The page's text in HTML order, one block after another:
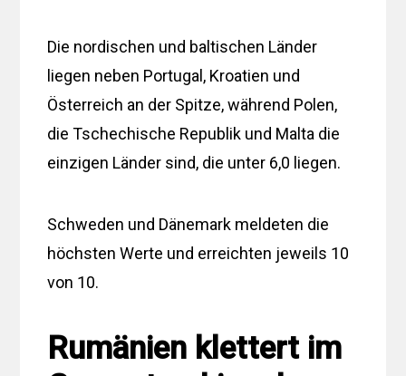
Die nordischen und baltischen Länder
liegen neben Portugal, Kroatien und
Österreich an der Spitze, während Polen,
die Tschechische Republik und Malta die
einzigen Länder sind, die unter 6,0 liegen.
Schweden und Dänemark meldeten die
höchsten Werte und erreichten jeweils 10
von 10.
Rumänien klettert im